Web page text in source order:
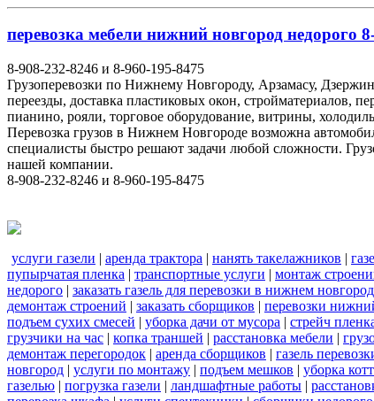
перевозка мебели нижний новгород недорого
8-908-232-8246 и 8-960-195-8475
Грузоперевозки по Нижнему Новгороду, Арзамасу,
переезды, доставка пластиковых окон, стройматериалов,
пианино, рояли, торговое оборудование, витрины,
Перевозка грузов в Нижнем Новгороде возможна
специалисты быстро решают задачи любой сложности.
нашей компании.
8-908-232-8246 и 8-960-195-8475
услуги газели | аренда трактора | нанять такелажников |
пупырчатая пленка | транспортные услуги | монтаж
недорого | заказать газель для перевозки в нижнем
демонтаж строений | заказать сборщиков | перевозки
подъем сухих смесей | уборка дачи от мусора | стрейч
грузчики на час | копка траншей | расстановка мебели |
демонтаж перегородок | аренда сборщиков | газель
новгород | услуги по монтажу | подъем мешков | уборка
газелью | погрузка газели | ландшафтные работы |